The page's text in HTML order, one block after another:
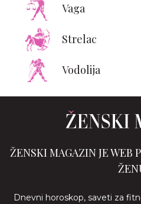
Vaga
Strelac
Vodolija
ŽENSKI MAGAZIN JE WEB
Dnevni horoskop, saveti za